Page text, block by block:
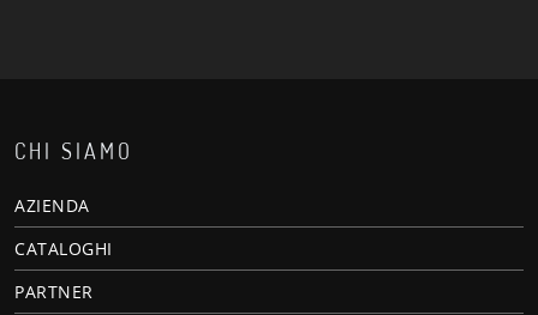
CHI SIAMO
AZIENDA
CATALOGHI
PARTNER